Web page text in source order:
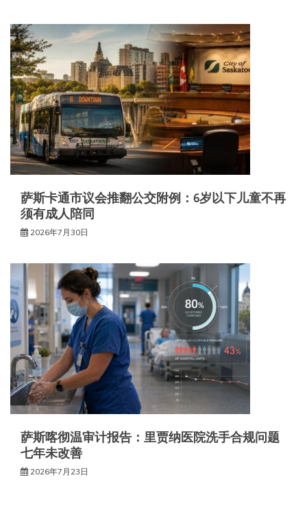
萨斯卡通市议会推翻公交附例：6岁以下儿童不再
须有成人陪同
2026年7月30日
萨斯喀彻温审计报告：里贾纳医院洗手合规问题
七年未改善
2026年7月23日